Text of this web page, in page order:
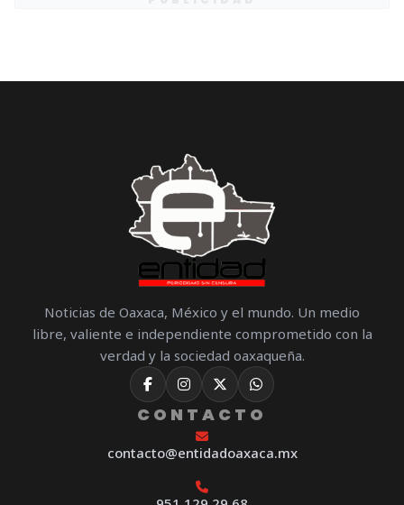
Noticias de Oaxaca, México y el mundo. Un medio
libre, valiente e independiente comprometido con la
verdad y la sociedad oaxaqueña.
CONTACTO
contacto@entidadoaxaca.mx